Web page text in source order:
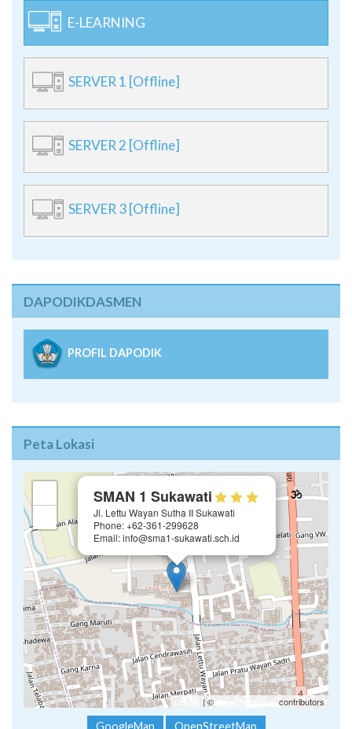
E-LEARNING
SERVER 1 [Offline]
SERVER 2 [Offline]
SERVER 3 [Offline]
DAPODIKDASMEN
PROFIL DAPODIK
Peta Lokasi
SMAN 1 Sukawati
Jl. Lettu Wayan Sutha II Sukawati
Phone: +62-361-299628
Email: info@sma1-sukawati.sch.id
Leaflet | ©OpenStreetMap contributors
GoogleMap OpenStreetMap